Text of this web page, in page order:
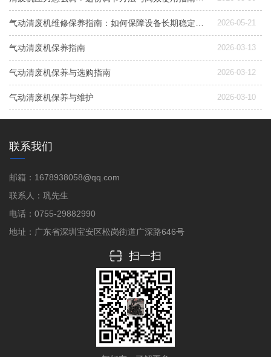
2026-05-21
气动清废机保养指南 2026-03-13
气动清废机保养与选购指南 2026-03-12
气动清废机保养与维护 2026-03-10
联系我们
邮箱：1678938058@qq.com
联系人：巩先生
电话：0755-29882990
地址：广东省深圳宝安区松岗街道广深路646号
扫一扫